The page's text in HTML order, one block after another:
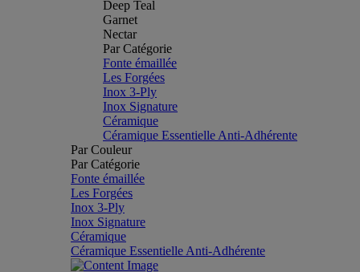
Deep Teal
Garnet
Nectar
Par Catégorie
Fonte émaillée
Les Forgées
Inox 3-Ply
Inox Signature
Céramique
Céramique Essentielle Anti-Adhérente
Par Couleur
Par Catégorie
Fonte émaillée
Les Forgées
Inox 3-Ply
Inox Signature
Céramique
Céramique Essentielle Anti-Adhérente